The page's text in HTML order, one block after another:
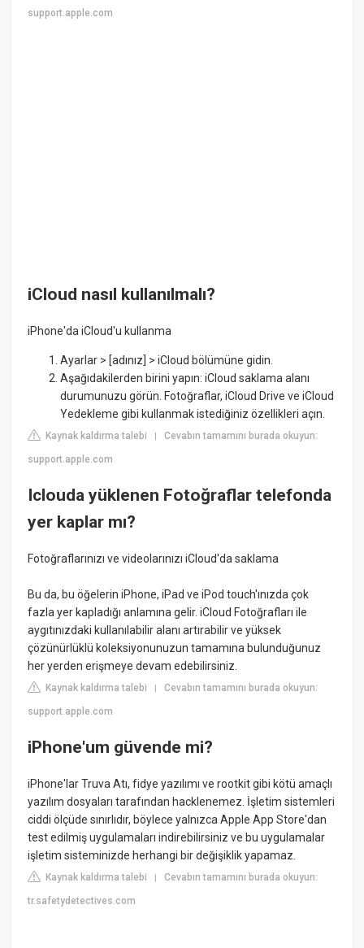
support.apple.com
iCloud nasıl kullanılmalı?
iPhone'da iCloud'u kullanma
Ayarlar > [adınız] > iCloud bölümüne gidin.
Aşağıdakilerden birini yapın: iCloud saklama alanı
durumunuzu görün. Fotoğraflar, iCloud Drive ve iCloud
Yedekleme gibi kullanmak istediğiniz özellikleri açın.
Kaynak kaldırma talebi |Cevabın tamamını burada okuyun:
support.apple.com
Iclouda yüklenen Fotoğraflar telefonda
yer kaplar mı?
Fotoğraflarınızı ve videolarınızı iCloud'da saklama
Bu da, bu öğelerin iPhone, iPad ve iPod touch'ınızda çok
fazla yer kapladığı anlamına gelir. iCloud Fotoğrafları ile
aygıtınızdaki kullanılabilir alanı artırabilir ve yüksek
çözünürlüklü koleksiyonunuzun tamamına bulunduğunuz
her yerden erişmeye devam edebilirsiniz.
Kaynak kaldırma talebi |Cevabın tamamını burada okuyun:
support.apple.com
iPhone'um güvende mi?
iPhone'lar Truva Atı, fidye yazılımı ve rootkit gibi kötü amaçlı
yazılım dosyaları tarafından hacklenemez. İşletim sistemleri
ciddi ölçüde sınırlıdır, böylece yalnızca Apple App Store'dan
test edilmiş uygulamaları indirebilirsiniz ve bu uygulamalar
işletim sisteminizde herhangi bir değişiklik yapamaz.
Kaynak kaldırma talebi |Cevabın tamamını burada okuyun:
tr.safetydetectives.com